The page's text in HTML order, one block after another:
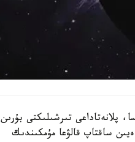
پلانەتاداعى تىرشىلىكتى بۇرىن
9,1 كۆادريلليون جىلعا دەيىن ساقتاپ قالۋعا مۇمكىندىك